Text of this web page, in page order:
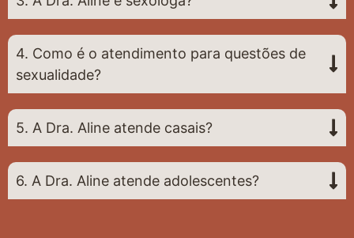
4. Como é o atendimento para questões de
sexualidade?
5. A Dra. Aline atende casais?
6. A Dra. Aline atende adolescentes?